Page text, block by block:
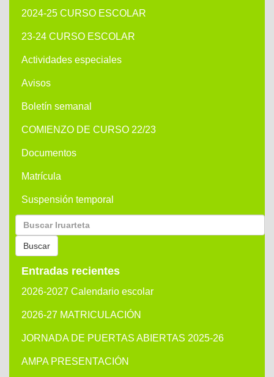
2024-25 CURSO ESCOLAR
23-24 CURSO ESCOLAR
Actividades especiales
Avisos
Boletín semanal
COMIENZO DE CURSO 22/23
Documentos
Matrícula
Suspensión temporal
Buscar
por:
Buscar
Entradas recientes
2026-2027 Calendario escolar
2026-27 MATRICULACIÓN
JORNADA DE PUERTAS ABIERTAS 2025-26
AMPA PRESENTACIÓN